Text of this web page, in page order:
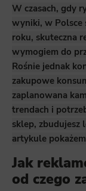
W czasach, gdy
wyniki, w Polsce
roku, skuteczna
wymogiem do
Rośnie jednak
zakupowe
zaplanowana
trendach i
sklep, zbudujesz
artykule
Jak
od czego